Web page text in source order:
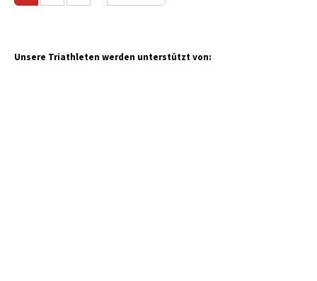
Unsere Triathleten werden unterstützt von: